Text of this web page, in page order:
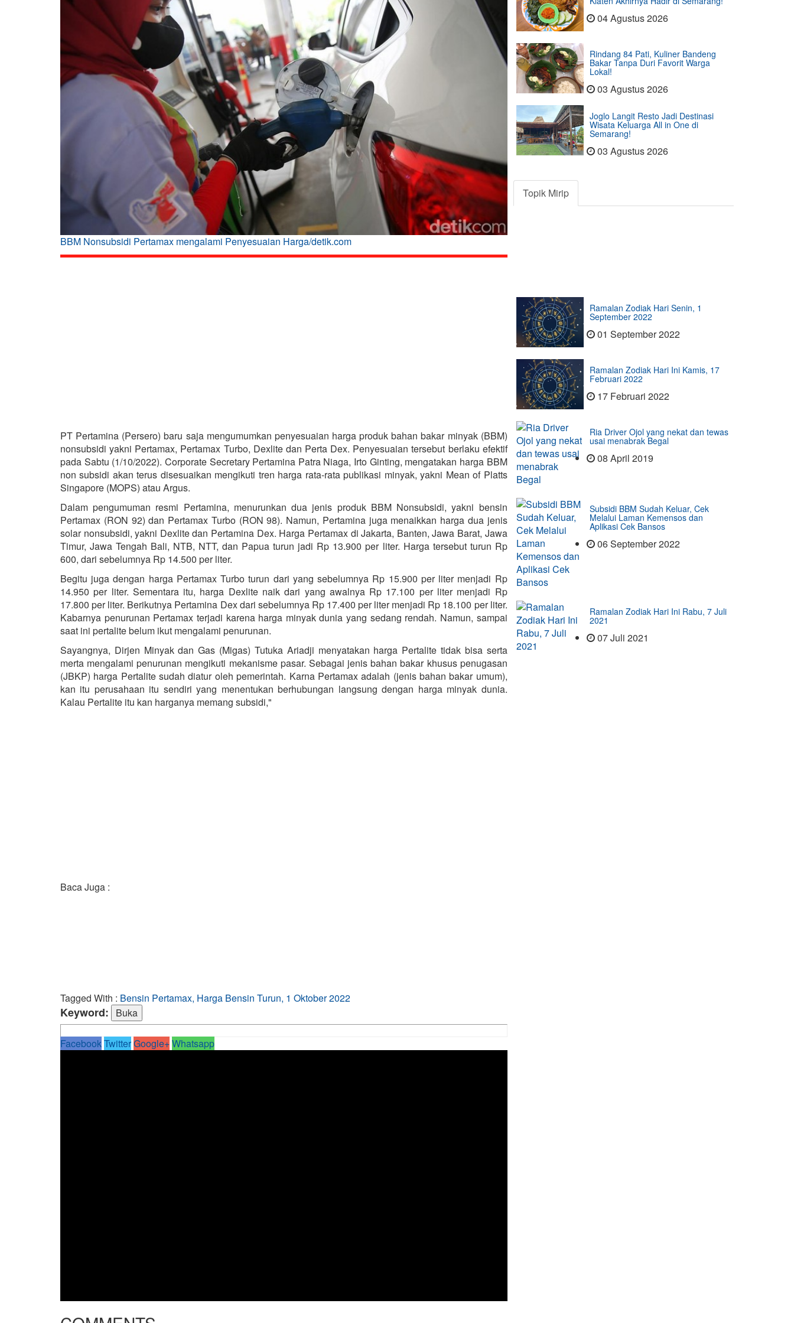
BBM Nonsubsidi Pertamax mengalami Penyesuaian Harga/detik.com
PT Pertamina (Persero) baru saja mengumumkan penyesuaian harga produk bahan bakar minyak (BBM)
nonsubsidi yakni Pertamax, Pertamax Turbo, Dexlite dan Perta Dex. Penyesuaian tersebut berlaku efektif
pada Sabtu (1/10/2022). Corporate Secretary Pertamina Patra Niaga, Irto Ginting, mengatakan harga BBM
non subsidi akan terus disesuaikan mengikuti tren harga rata-rata publikasi minyak, yakni Mean of Platts
Singapore (MOPS) atau Argus.
Dalam pengumuman resmi Pertamina, menurunkan dua jenis produk BBM Nonsubsidi, yakni bensin
Pertamax (RON 92) dan Pertamax Turbo (RON 98). Namun, Pertamina juga menaikkan harga dua jenis
solar nonsubsidi, yakni Dexlite dan Pertamina Dex. Harga Pertamax di Jakarta, Banten, Jawa Barat, Jawa
Timur, Jawa Tengah Bali, NTB, NTT, dan Papua turun jadi Rp 13.900 per liter. Harga tersebut turun Rp
600, dari sebelumnya Rp 14.500 per liter.
Begitu juga dengan harga Pertamax Turbo turun dari yang sebelumnya Rp 15.900 per liter menjadi Rp
14.950 per liter. Sementara itu, harga Dexlite naik dari yang awalnya Rp 17.100 per liter menjadi Rp
17.800 per liter. Berikutnya Pertamina Dex dari sebelumnya Rp 17.400 per liter menjadi Rp 18.100 per liter.
Kabarnya penurunan Pertamax terjadi karena harga minyak dunia yang sedang rendah. Namun, sampai
saat ini pertalite belum ikut mengalami penurunan.
Sayangnya, Dirjen Minyak dan Gas (Migas) Tutuka Ariadji menyatakan harga Pertalite tidak bisa serta
merta mengalami penurunan mengikuti mekanisme pasar. Sebagai jenis bahan bakar khusus penugasan
(JBKP) harga Pertalite sudah diatur oleh pemerintah. Karna Pertamax adalah (jenis bahan bakar umum),
kan itu perusahaan itu sendiri yang menentukan berhubungan langsung dengan harga minyak dunia.
Kalau Pertalite itu kan harganya memang subsidi,"
Baca Juga :
Tagged With : Bensin Pertamax, Harga Bensin Turun, 1 Oktober 2022
Keyword:
FacebookTwitterGoogle+Whatsapp
04 Agustus 2026
Rindang 84 Pati, Kuliner Bandeng
Bakar Tanpa Duri Favorit Warga
Lokal!
03 Agustus 2026
Joglo Langit Resto Jadi Destinasi
Wisata Keluarga All in One di
Semarang!
03 Agustus 2026
Topik Mirip
Ramalan Zodiak Hari Senin, 1
September 2022
01 September 2022
Ramalan Zodiak Hari Ini Kamis, 17
Februari 2022
17 Februari 2022
Ria Driver Ojol yang nekat dan tewas
usai menabrak Begal
08 April 2019
Subsidi BBM Sudah Keluar, Cek
Melalui Laman Kemensos dan
Aplikasi Cek Bansos
06 September 2022
Ramalan Zodiak Hari Ini Rabu, 7 Juli
2021
07 Juli 2021